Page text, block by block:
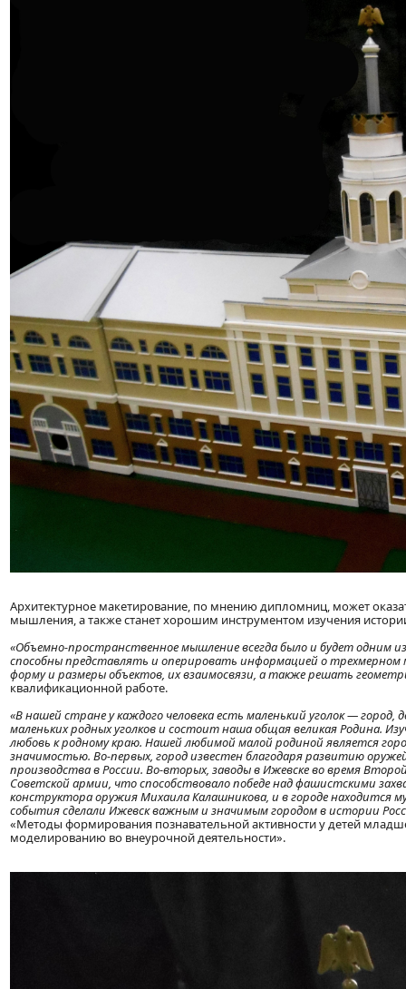
Архитектурное макетирование, по мнению дипломниц, может
мышления, а также станет хорошим инструментом изучения
«Объемно-пространственное мышление всегда было и будет
способны представлять и оперировать информацией о
форму и размеры объектов, их взаимосвязи, а также решать
квалификационной работе.
«В нашей стране у каждого человека есть маленький уголок —
маленьких родных уголков и состоит наша общая великая Родина.
любовь к родному краю. Нашей любимой малой родиной является
значимостью. Во-первых, город известен благодаря развитию
производства в России. Во-вторых, заводы в Ижевске во время
Советской армии, что способствовало победе над фашистскими
конструктора оружия Михаила Калашникова, и в городе находится
события сделали Ижевск важным и значимым городом в истории
«Методы формирования познавательной активности у детей
моделированию во внеурочной деятельности».